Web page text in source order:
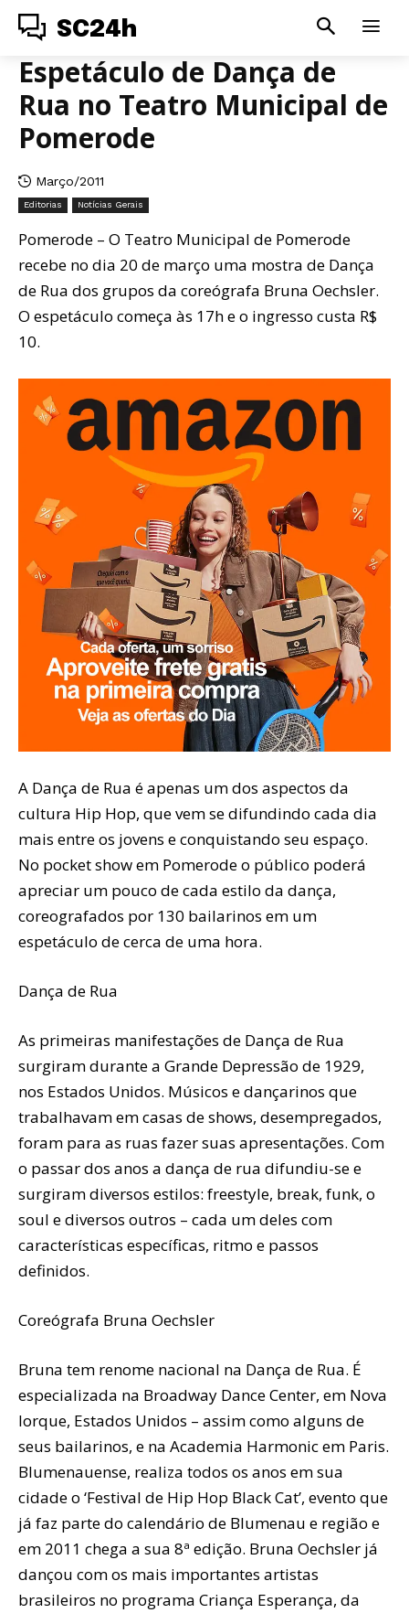
SC24h
Espetáculo de Dança de
Rua no Teatro Municipal de
Pomerode
Março/2011
Editorias Notícias Gerais
Pomerode – O Teatro Municipal de Pomerode
recebe no dia 20 de março uma mostra de Dança
de Rua dos grupos da coreógrafa Bruna Oechsler.
O espetáculo começa às 17h e o ingresso custa R$
10.
A Dança de Rua é apenas um dos aspectos da
cultura Hip Hop, que vem se difundindo cada dia
mais entre os jovens e conquistando seu espaço.
No pocket show em Pomerode o público poderá
apreciar um pouco de cada estilo da dança,
coreografados por 130 bailarinos em um
espetáculo de cerca de uma hora.
Dança de Rua
As primeiras manifestações de Dança de Rua
surgiram durante a Grande Depressão de 1929,
nos Estados Unidos. Músicos e dançarinos que
trabalhavam em casas de shows, desempregados,
foram para as ruas fazer suas apresentações. Com
o passar dos anos a dança de rua difundiu-se e
surgiram diversos estilos: freestyle, break, funk, o
soul e diversos outros – cada um deles com
características específicas, ritmo e passos
definidos.
Coreógrafa Bruna Oechsler
Bruna tem renome nacional na Dança de Rua. É
especializada na Broadway Dance Center, em Nova
Iorque, Estados Unidos – assim como alguns de
seus bailarinos, e na Academia Harmonic em Paris.
Blumenauense, realiza todos os anos em sua
cidade o ‘Festival de Hip Hop Black Cat’, evento que
já faz parte do calendário de Blumenau e região e
em 2011 chega a sua 8ª edição. Bruna Oechsler já
dançou com os mais importantes artistas
brasileiros no programa Criança Esperança, da